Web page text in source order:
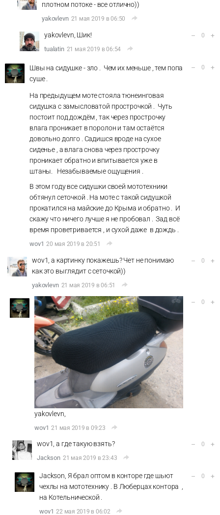
плотном потоке - все отлично))
yakovlevn 21 мая 2019 в 06:50
yakovlevn, Шик!
tualatin 21 мая 2019 в 06:54
– 0 +
Швы на сидушке - зло . Чем их меньше , тем попа
суше .
На предыдущем моте стояла тюнеинговая
сидушка с замысловатой прострочкой . Чуть
постоит под дождём , так через прострочку
влага проникает в поролон и там остаётся
довольно долго . Садишся вроде на сухое
сиденье , а влага снова через прострочку
проникает обратно и впитывается уже в
штаны. Незабываемые ощущения .
В этом году все сидушки своей мототехники
обтянул сеточкой . На моте с такой сидушкой
прокатился на майские до Крыма и обратно . И
скажу что ничего лучше я не пробовал . Зад всё
время проветривается , и сухой даже в дождь .
wov1 20 мая 2019 в 20:51
– 0 +
wov1, а картинку покажешь? Чет не понимаю
как это выглядит с сеточкой))
yakovlevn 21 мая 2019 в 06:51
– 0 +
yakovlevn,
wov1 21 мая 2019 в 09:23
– 0 +
wov1, а где такую взять?
Jackson 21 мая 2019 в 23:43
– 0 +
Jackson, Я брал оптом в конторе где шьют
чехлы на мототехнику . В Люберцах контора ,
на Котельнической .
wov1 22 мая 2019 в 06:02
– 0 +